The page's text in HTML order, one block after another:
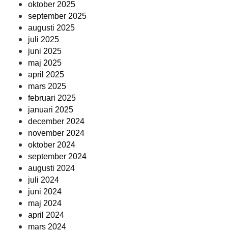
oktober 2025
september 2025
augusti 2025
juli 2025
juni 2025
maj 2025
april 2025
mars 2025
februari 2025
januari 2025
december 2024
november 2024
oktober 2024
september 2024
augusti 2024
juli 2024
juni 2024
maj 2024
april 2024
mars 2024